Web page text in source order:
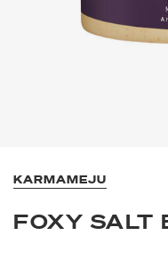
KARMAMEJU
FOXY SALT